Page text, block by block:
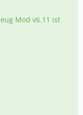
Mod v6.11 ist